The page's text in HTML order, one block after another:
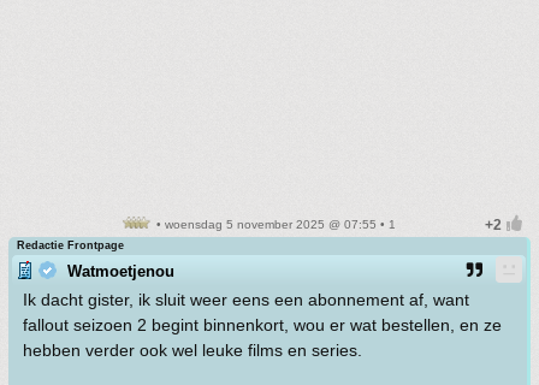
• woensdag 5 november 2025 @ 07:55 • 1
Redactie Frontpage
Watmoetjenou
Ik dacht gister, ik sluit weer eens een abonnement af, want
fallout seizoen 2 begint binnenkort, wou er wat bestellen, en ze
hebben verder ook wel leuke films en series.